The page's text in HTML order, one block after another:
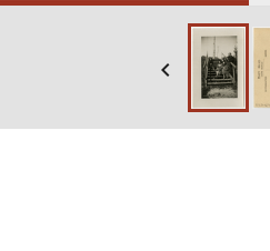
keyboard_arrow_left